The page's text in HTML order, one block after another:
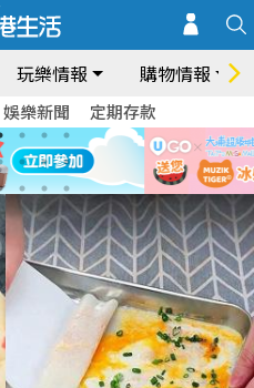
玩樂情報 購物情報
娛樂新聞 定期存款